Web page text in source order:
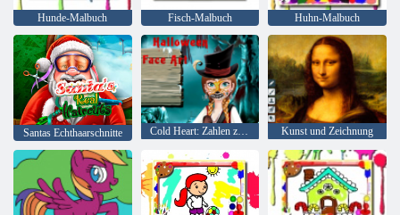
Hunde-Malbuch Fisch-Malbuch Huhn-Malbuch
Santas Echthaarschnitte Cold Heart: Zahlen zum Gesicht Annas für Halloween Kunst und Zeichnung